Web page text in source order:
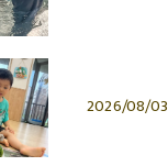
2026/08/03